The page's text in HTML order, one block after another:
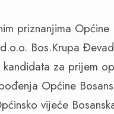
priznanjima
d.o.o. Bos.Krupa
za prijem
Općine
vijeće